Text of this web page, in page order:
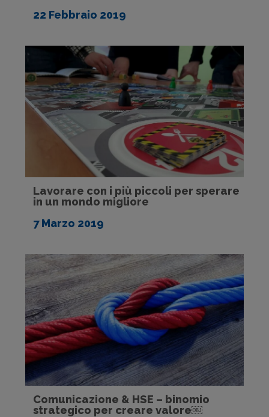
22 Febbraio 2019
Lavorare con i più piccoli per sperare
in un mondo migliore
7 Marzo 2019
Comunicazione & HSE – binomio
strategico per creare valore￼